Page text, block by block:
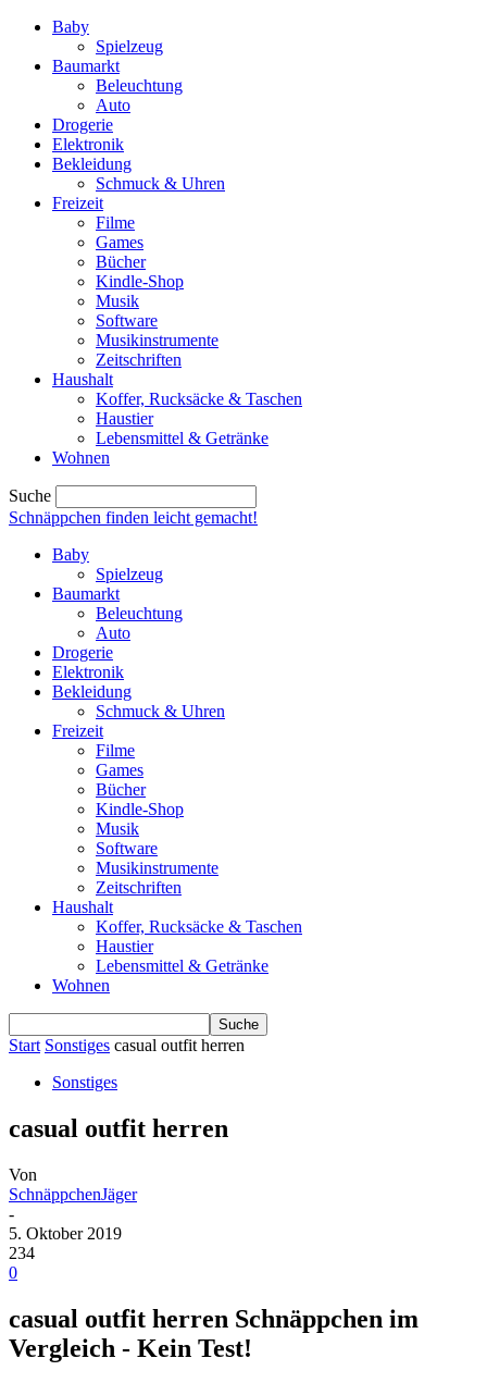
Baby
Spielzeug
Baumarkt
Beleuchtung
Auto
Drogerie
Elektronik
Bekleidung
Schmuck & Uhren
Freizeit
Filme
Games
Bücher
Kindle-Shop
Musik
Software
Musikinstrumente
Zeitschriften
Haushalt
Koffer, Rucksäcke & Taschen
Haustier
Lebensmittel & Getränke
Wohnen
Suche
Schnäppchen finden leicht gemacht!
Baby
Spielzeug
Baumarkt
Beleuchtung
Auto
Drogerie
Elektronik
Bekleidung
Schmuck & Uhren
Freizeit
Filme
Games
Bücher
Kindle-Shop
Musik
Software
Musikinstrumente
Zeitschriften
Haushalt
Koffer, Rucksäcke & Taschen
Haustier
Lebensmittel & Getränke
Wohnen
Start Sonstiges casual outfit herren
Sonstiges
casual outfit herren
Von
SchnäppchenJäger
-
5. Oktober 2019
234
0
casual outfit herren Schnäppchen im
Vergleich - Kein Test!